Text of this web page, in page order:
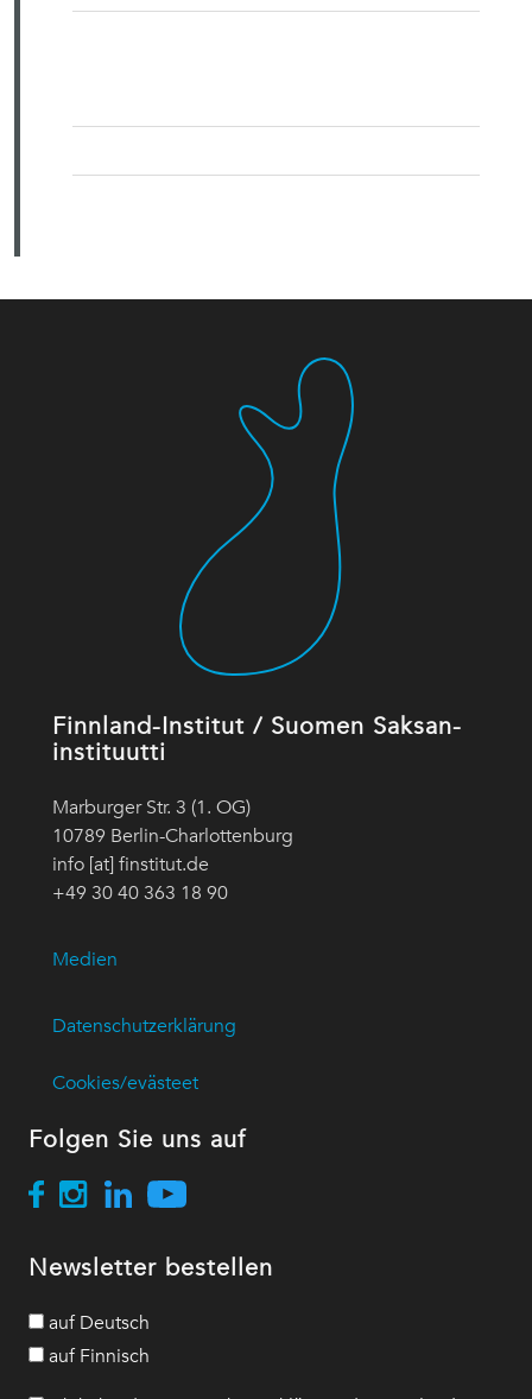
Finnland-Institut / Suomen Saksan-
instituutti
Marburger Str. 3 (1. OG)
10789 Berlin-Charlottenburg
info [at] finstitut.de
+49 30 40 363 18 90
Medien
Datenschutzerklärung
Cookies/evästeet
Folgen Sie uns auf
Newsletter bestellen
auf Deutsch
auf Finnisch